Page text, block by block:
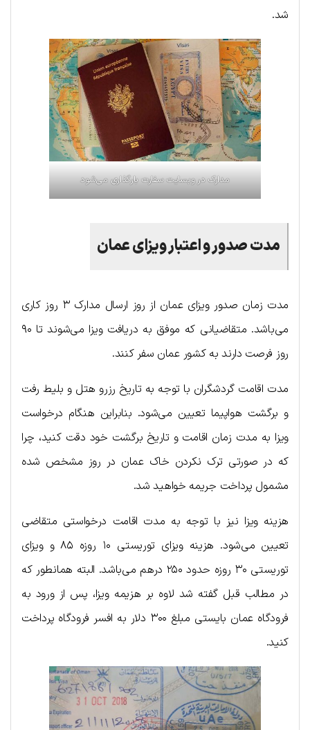
شد.
مدارک در وبسایت سفارت بارگذاری می‌شود
مدت صدور و اعتبار ویز‌ای عمان
مدت زمان صدور ویزای عمان از روز ارسال مدارک ۳ روز کاری
می‌باشد. متقاضیانی که موفق به دریافت ویزا می‌شوند تا ۹۰
روز فرصت دارند به کشور عمان سفر کنند.
مدت اقامت گردشگران با توجه به تاریخ رزرو هتل و بلیط رفت
و برگشت هواپیما تعیین می‌شود. بنابراین هنگام درخواست
ویزا به مدت زمان اقامت و تاریخ برگشت خود دقت کنید، چرا
که در صورتی ترک نکردن خاک عمان در روز مشخص شده
مشمول پرداخت جریمه خواهید شد.
هزینه ویزا نیز با توجه به مدت اقامت درخواستی متقاضی
تعیین می‌شود. هزینه ویزای توریستی ۱۰ روزه ۸۵ و ویزای
توریستی ۳۰ روزه حدود ۲۵۰ درهم می‌باشد. البته همانطور که
در مطالب قبل گفته شد لاوه بر هزیمه ویزا، پس از ورود به
فرودگاه عمان بایستی مبلغ ۳۰۰ دلار به افسر فرودگاه پرداخت
کنید.